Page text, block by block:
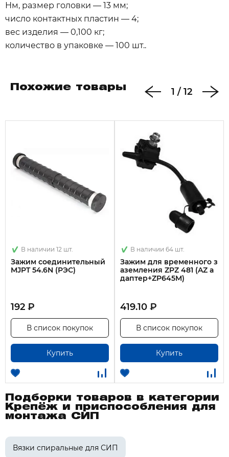
Нм, размер головки — 13 мм;
число контактных пластин — 4;
вес изделия — 0,100 кг;
количество в упаковке — 100 шт..
Похожие товары 1 / 12
В наличии 12 шт.
Зажим соединительный
MJPT 54.6N (РЭС)
192 ₽
Купить
В список покупок
В наличии 64 шт.
Зажим для временного з
аземления ZPZ 481 (AZ а
даптер+ZP645М)
419.10 ₽
Купить
В список покупок
Подборки товаров в категории
Крепёж и приспособления для
монтажа СИП
Вязки спиральные для СИП